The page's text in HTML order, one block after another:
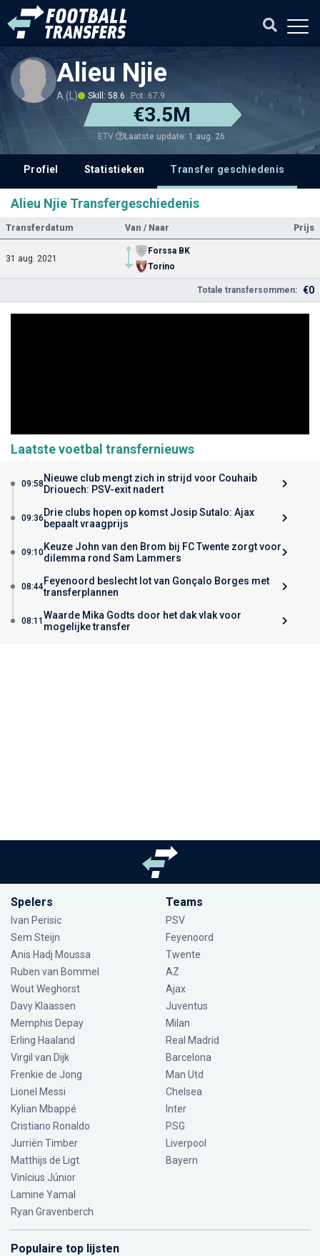
Alieu Njie
A (L) Skill: 58.6 Pot: 67.9
€3.5M
ETV Laatste update: 1 aug. 26
Profiel Statistieken Transfer geschiedenis
Alieu Njie Transfergeschiedenis
Transferdatum Van / Naar Prijs
31 aug. 2021
Forssa BK
Torino
Totale transfersommen: €0
Laatste voetbal transfernieuws
09:58 Nieuwe club mengt zich in strijd voor Couhaib
Driouech: PSV-exit nadert
09:36 Drie clubs hopen op komst Josip Sutalo: Ajax
bepaalt vraagprijs
09:10Keuze John van den Brom bij FC Twente zorgt voor
dilemma rond Sam Lammers
08:44Feyenoord beslecht lot van Gonçalo Borges met
transferplannen
08:11Waarde Mika Godts door het dak vlak voor
mogelijke transfer
Spelers
Ivan Perisic
Sem Steijn
Anis Hadj Moussa
Ruben van Bommel
Wout Weghorst
Davy Klaassen
Memphis Depay
Erling Haaland
Virgil van Dijk
Frenkie de Jong
Lionel Messi
Kylian Mbappé
Cristiano Ronaldo
Jurriën Timber
Matthijs de Ligt
Vinícius Júnior
Lamine Yamal
Ryan Gravenberch
Teams
PSV
Feyenoord
Twente
AZ
Ajax
Juventus
Milan
Real Madrid
Barcelona
Man Utd
Chelsea
Inter
PSG
Liverpool
Bayern
Populaire top lijsten